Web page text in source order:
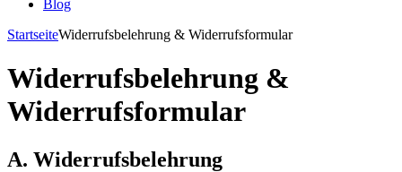
Blog
StartseiteWiderrufsbelehrung & Widerrufsformular
Widerrufsbelehrung &
Widerrufsformular
A. Widerrufsbelehrung